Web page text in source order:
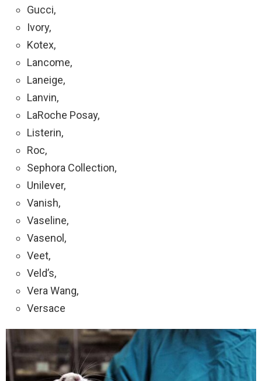
Gucci,
Ivory,
Kotex,
Lancome,
Laneige,
Lanvin,
LaRoche Posay,
Listerin,
Roc,
Sephora Collection,
Unilever,
Vanish,
Vaseline,
Vasenol,
Veet,
Veld’s,
Vera Wang,
Versace